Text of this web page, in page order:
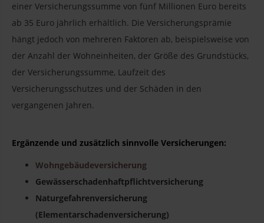
einer Versicherungssumme von fünf Millionen Euro bereits
ab 35 Euro jährlich erhältlich. Die Versicherungsprämie
hängt jedoch von mehreren Faktoren ab, beispielsweise von
der Anzahl der Wohneinheiten, der Größe des Grundstücks,
der Versicherungssumme, Laufzeit des
Versicherungsschutzes und der Schäden in den
vergangenen Jahren.
Ergänzende und zusätzlich sinnvolle Versicherungen:
Wohngebäudeversicherung
Gewässerschadenhaftpflichtversicherung
Naturgefahrenversicherung
(Elementarschadenversicherung)